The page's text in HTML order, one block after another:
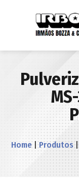
Home|Produtos|